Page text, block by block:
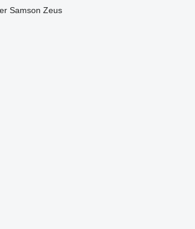
Samson Zeus